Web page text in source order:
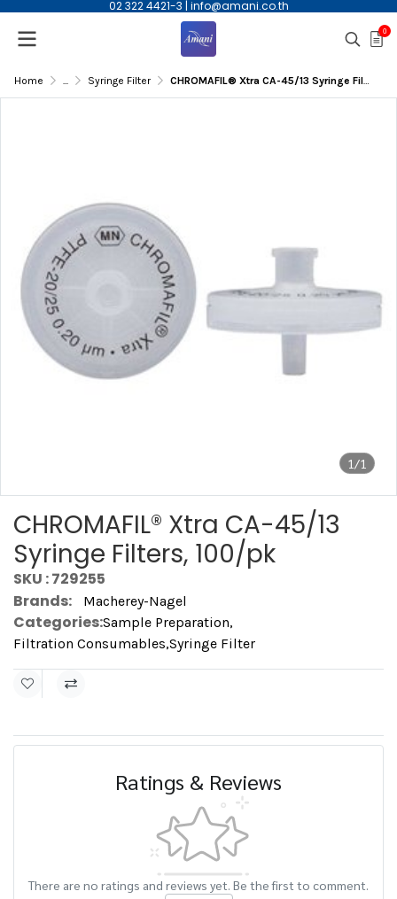
02 322 4421-3 | info@amani.co.th
0
Home ... Syringe Filter CHROMAFIL® Xtra CA-45/13 Syringe Filters, 100/pk
1/1
CHROMAFIL® Xtra CA-45/13
Syringe Filters, 100/pk
SKU : 729255
Brands:
Macherey-Nagel
Categories:Sample Preparation,
Filtration Consumables,Syringe Filter
Ratings & Reviews
There are no ratings and reviews yet. Be the first to comment.